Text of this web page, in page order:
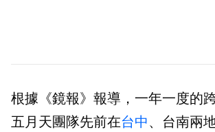
根據《鏡報》報導，一年一度的
五月天團隊先前在台中、台南兩